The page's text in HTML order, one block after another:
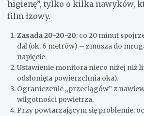
higienę”, tylko o kilka nawyków,
film łzowy.
Zasada 20-20-20: co 20 minut
dal (ok. 6 metrów) – zmusza do
napięcie.
Ustawienie monitora nieco niżej niż
odsłonięta powierzchnia oka).
Ograniczenie „przeciągów” z
wilgotności powietrza.
Przy powtarzającym się problemie: